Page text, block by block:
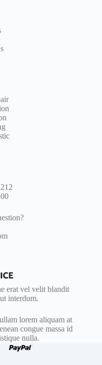
erat vel velit blandit
interdum.
lorem aliquam at
congue massa id
nulla.